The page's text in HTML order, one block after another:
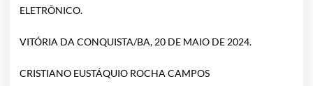
ELETRÔNICO.
VITÓRIA DA CONQUISTA/BA, 20 DE MAIO DE 2024.
CRISTIANO EUSTÁQUIO ROCHA CAMPOS